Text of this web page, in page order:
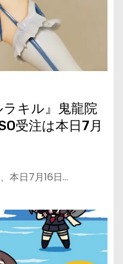
ラキル』鬼龍院
受注は本日7月
本日7月16日…